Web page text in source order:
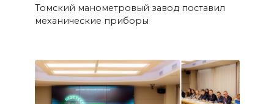
Томский манометровый завод поставил
механические приборы